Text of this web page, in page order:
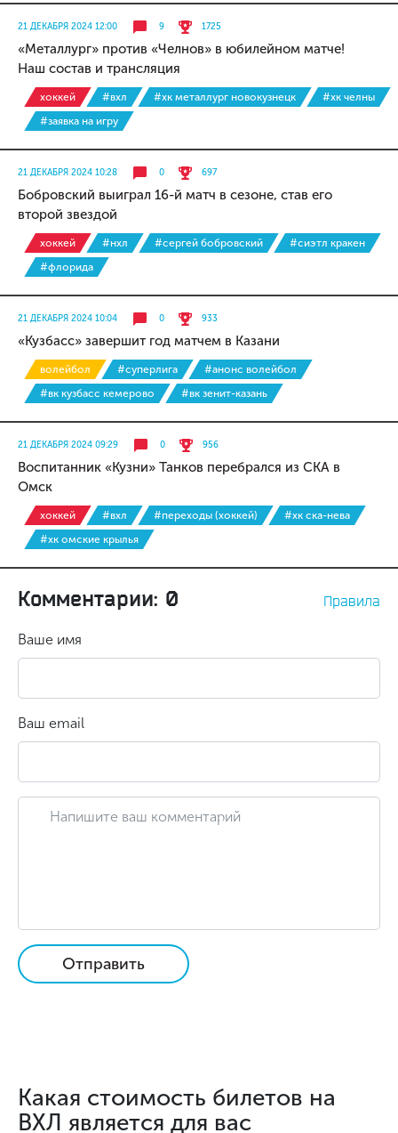
21 ДЕКАБРЯ 2024 12:00 9 1725
«Металлург» против «Челнов» в юбилейном матче!
Наш состав и трансляция
хоккей #вхл #хк металлург новокузнецк
#хк челны
#заявка на игру
21 ДЕКАБРЯ 2024 10:28 0 697
Бобровский выиграл 16-й матч в сезоне, став его
второй звездой
хоккей #нхл #сергей бобровский
#сиэтл кракен
#флорида
21 ДЕКАБРЯ 2024 10:04 0 933
«Кузбасс» завершит год матчем в Казани
волейбол #суперлига
#анонс волейбол
#вк кузбасс кемерово
#вк зенит-казань
21 ДЕКАБРЯ 2024 09:29 0 956
Воспитанник «Кузни» Танков перебрался из СКА в
Омск
хоккей #вхл #переходы (хоккей)
#хк ска-нева
#хк омские крылья
Комментарии: 0 Правила
Ваше имя
Ваш email
Отправить
Какая стоимость билетов на
ВХЛ является для вас